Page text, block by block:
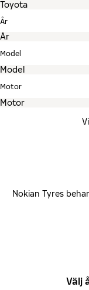
År
Model
Motor
Nokian Tyres
Välj